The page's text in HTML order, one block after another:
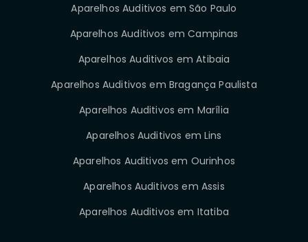
Aparelhos Auditivos em São Paulo
Aparelhos Auditivos em Campinas
Aparelhos Auditivos em Atibaia
Aparelhos Auditivos em Bragança Paulista
Aparelhos Auditivos em Marília
Aparelhos Auditivos em Lins
Aparelhos Auditivos em Ourinhos
Aparelhos Auditivos em Assis
Aparelhos Auditivos em Itatiba